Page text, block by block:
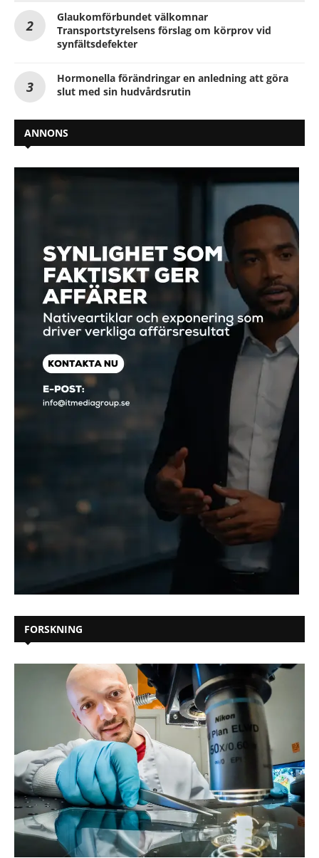
Glaukomförbundet välkomnar
Transportstyrelsens förslag om körprov vid
synfältsdefekter
Hormonella förändringar en anledning att göra
slut med sin hudvårdsrutin
ANNONS
FORSKNING